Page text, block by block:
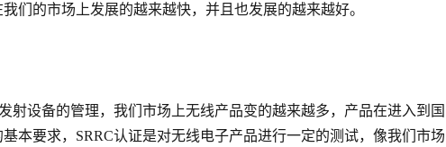
们的市场上发展的越来越快，并且也发展的越来越好。
射设备的管理，我们市场上无线产品变的越来越多，产品在进入到国
本要求，SRRC认证是对无线电子产品进行一定的测试，像我们市场